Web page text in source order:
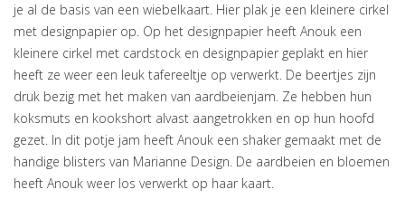
je al de basis van een wiebelkaart. Hier plak je een kleinere cirkel
met designpapier op. Op het designpapier heeft Anouk een
kleinere cirkel met cardstock en designpapier geplakt en hier
heeft ze weer een leuk tafereeltje op verwerkt. De beertjes zijn
druk bezig met het maken van aardbeienjam. Ze hebben hun
koksmuts en kookshort alvast aangetrokken en op hun hoofd
gezet. In dit potje jam heeft Anouk een shaker gemaakt met de
handige blisters van Marianne Design. De aardbeien en bloemen
heeft Anouk weer los verwerkt op haar kaart.